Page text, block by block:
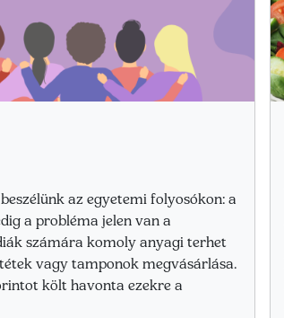
az egyetemi folyosókon: a
a probléma jelen van a
számára komoly anyagi terhet
vagy tamponok megvásárlása.
költ havonta ezekre a